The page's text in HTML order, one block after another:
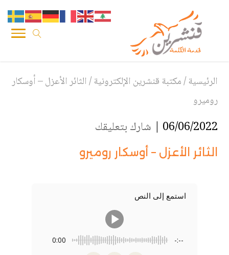
الرئيسية/مكتبة قنشرين الإلكترونية/الثائر الأعزل – أوسكار
روميرو
06/06/2022 | شارك بتعليقك
الثائر الأعزل – أوسكار روميرو
استمع إلى النص
0:00 -:--